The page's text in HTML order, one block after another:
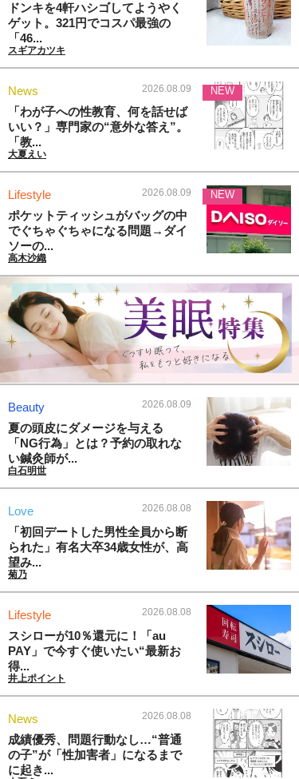
ドンキを4軒ハシゴしてようやく
ゲット。321円でコスパ最強の
「46...
スギアカツキ
News 2026.08.09
「わが子への性教育、何を話せば
いい？」専門家の“意外な答え”。
「教...
大夏えい
NEW
Lifestyle 2026.08.09
ポケットティッシュがバッグの中
でぐちゃぐちゃになる問題→ダイ
ソーの...
高木沙織
NEW
Beauty 2026.08.09
夏の頭皮にダメージを与える
「NG行為」とは？予約の取れな
い鍼灸師が...
白石明世
Love 2026.08.08
「初回デートした男性全員から断
られた」有名大卒34歳女性が、高
望み...
菊乃
Lifestyle 2026.08.08
スシローが10％還元に！「au
PAY」で今すぐ使いたい“最新お
得...
井上ポイント
News 2026.08.08
成績優秀、問題行動なし…“普通
の子”が「性加害者」になるまで
に起き...